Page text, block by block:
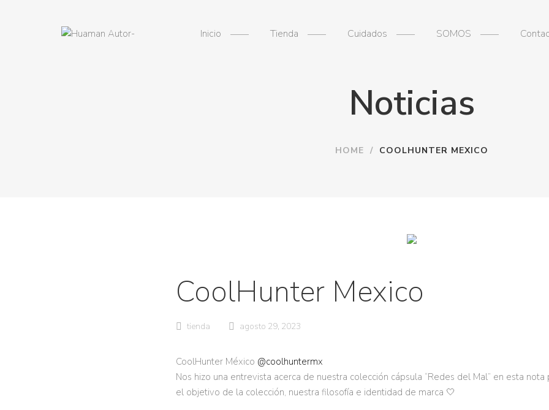
Inicio Tienda Cuidados SOMOS
Noticias
HOME / COOLHUNTER MEXICO
CoolHunter Mexico
tienda agosto 29, 2023
CoolHunter México @coolhuntermx
Nos hizo una entrevista acerca de nuestra colección cápsula “Redes del Mal” en esta
el objetivo de la colección, nuestra filosofía e identidad de marca 🤍